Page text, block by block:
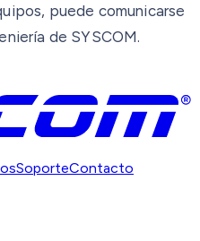
puede comunicarse
de SYSCOM.
SoporteContacto